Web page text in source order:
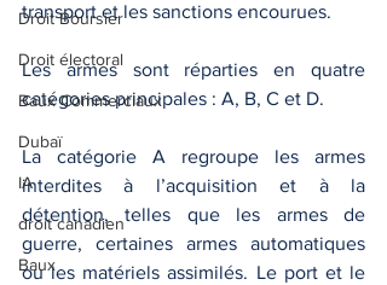
Droit Boursier
Droit électoral
Baux Commerciaux
Dubaï
IA
droit canadien
Baux
transport et les sanctions encourues.
Les armes sont réparties en quatre
catégories principales : A, B, C et D.
La catégorie A regroupe les armes
interdites à l’acquisition et à la
détention, telles que les armes de
guerre, certaines armes automatiques
ou les matériels assimilés. Le port et le